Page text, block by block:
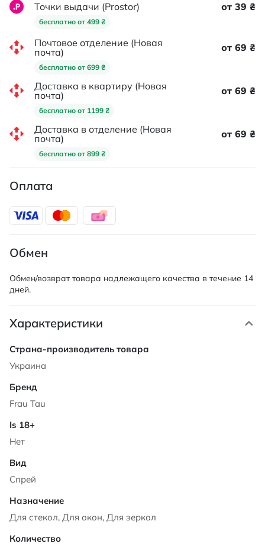
Точки выдачи (Prostor)
бесплатно от 499 ₴
от 39 ₴
Почтовое отделение (Новая
почта)
бесплатно от 699 ₴
от 69 ₴
Доставка в квартиру (Новая
почта)
бесплатно от 1199 ₴
от 69 ₴
Доставка в отделение (Новая
почта)
бесплатно от 899 ₴
от 69 ₴
Оплата
Обмен
Обмен/возврат товара надлежащего качества в течение 14
дней.
Характеристики
Характеристики
Украина
Frau Tau
Нет
Спрей
Для стекол, Для окон, Для зеркал